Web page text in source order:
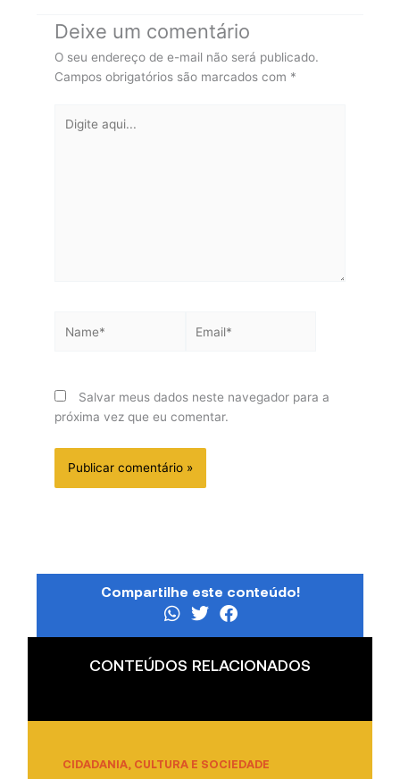
Deixe um comentário
O seu endereço de e-mail não será publicado.
Campos obrigatórios são marcados com *
aqui...
Salvar meus dados neste navegador para a
próxima vez que eu comentar.
Compartilhe este conteúdo!
CONTEÚDOS RELACIONADOS
CIDADANIA, CULTURA E SOCIEDADE